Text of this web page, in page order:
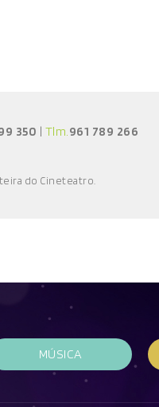
350 | Tlm. 961 789 266
do Cineteatro
MÚSICA